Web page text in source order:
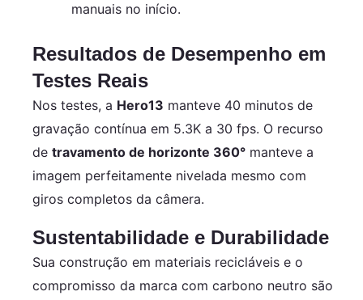
manuais no início.
Resultados de Desempenho em
Testes Reais
Nos testes, a Hero13 manteve 40 minutos de
gravação contínua em 5.3K a 30 fps. O recurso
de travamento de horizonte 360° manteve a
imagem perfeitamente nivelada mesmo com
giros completos da câmera.
Sustentabilidade e Durabilidade
Sua construção em materiais recicláveis e o
compromisso da marca com carbono neutro são